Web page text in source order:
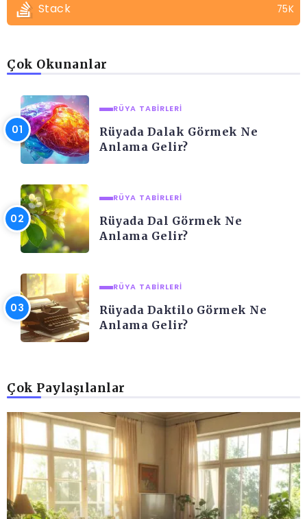
Stack 75K
Çok Okunanlar
RÜYA TABIRLERI
Rüyada Dalak Görmek Ne
Anlama Gelir?
RÜYA TABIRLERI
Rüyada Dal Görmek Ne
Anlama Gelir?
RÜYA TABIRLERI
Rüyada Daktilo Görmek Ne
Anlama Gelir?
Çok Paylaşılanlar